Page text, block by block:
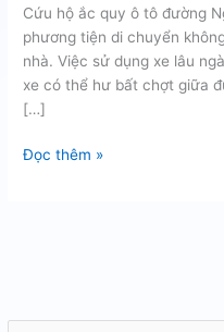
Cứu hộ ắc quy ô tô đường
phương tiện di chuyển
nhà. Việc sử dụng xe lâu
xe có thể hư bất chợt giữa
[…]
Cứu
Nguyễn
Đọc thêm »